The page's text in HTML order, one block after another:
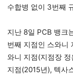
수합병 없이 3번째
지난 8일 PCB 뱅크
번째 지점인 스와니
와니 지점(지점장
지점(2015년), 텍사